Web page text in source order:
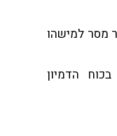
מסר למישהו
הדמיון